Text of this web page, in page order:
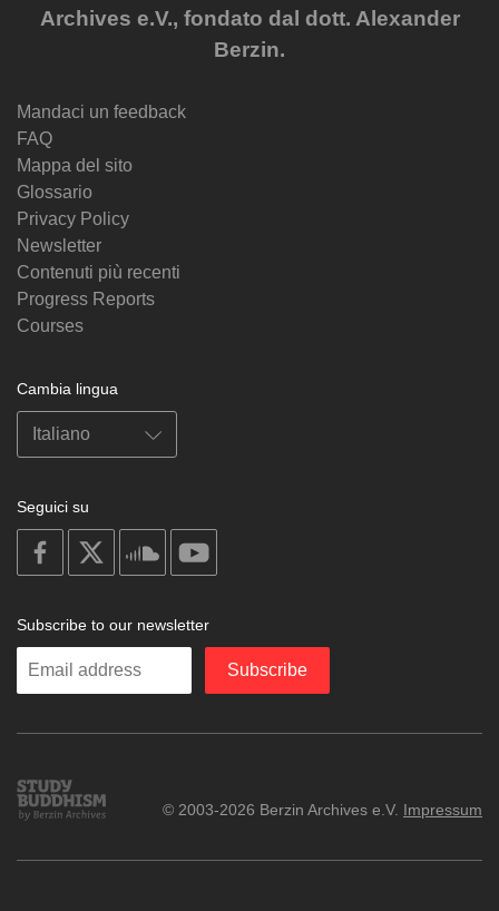
Archives e.V., fondato dal dott. Alexander
Berzin.
Mandaci un feedback
FAQ
Mappa del sito
Glossario
Privacy Policy
Newsletter
Contenuti più recenti
Progress Reports
Courses
Cambia lingua
Seguici su
on
facebook
soundcloud
Subscribe to our newsletter
Enter
Subscribe
Study
Buddhism
© 2003-2026 Berzin Archives e.V. Impressum